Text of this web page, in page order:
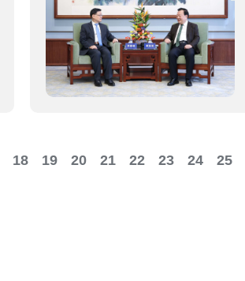
18 19 20 21 22 23 24 25